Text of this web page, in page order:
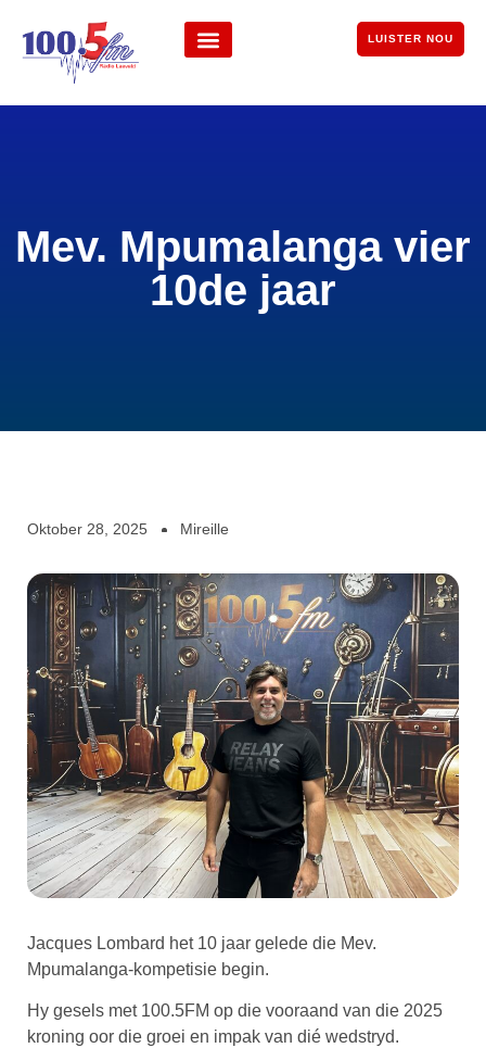
LUISTER NOU
Mev. Mpumalanga vier
10de jaar
Oktober 28, 2025 Mireille
Jacques Lombard het 10 jaar gelede die Mev.
Mpumalanga-kompetisie begin.
Hy gesels met 100.5FM op die vooraand van die 2025
kroning oor die groei en impak van dié wedstryd.